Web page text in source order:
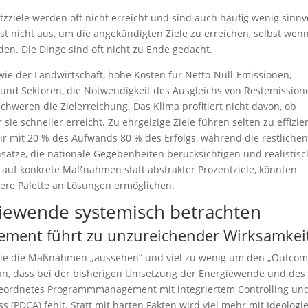
werden oft nicht erreicht und sind auch häufig wenig
nicht aus, um die angekündigten Ziele zu erreichen, selbst
Die Dinge sind oft nicht zu Ende gedacht.
der Landwirtschaft, hohe Kosten für Netto-Null-Emissionen,
Sektoren, die Notwendigkeit des Ausgleichs von
die Zielerreichung. Das Klima profitiert nicht davon, ob
schneller erreicht. Zu ehrgeizige Ziele führen selten zu
mit 20 % des Aufwands 80 % des Erfolgs, während die
die nationale Gegebenheiten berücksichtigen und
konkrete Maßnahmen statt abstrakter Prozentziele, könnten
Palette an Lösungen ermöglichen.
systemisch betrachten
führt zu unzureichender
die Maßnahmen „aussehen“ und viel zu wenig um den
dass bei der bisherigen Umsetzung der Energiewende und des
Programmmanagement mit integriertem Controlling
(PDCA) fehlt. Statt mit harten Fakten wird viel mehr mit